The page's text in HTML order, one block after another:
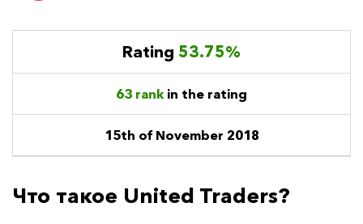
Rating 53.75%
63 rank in the rating
15th of November 2018
Что такое United Traders?